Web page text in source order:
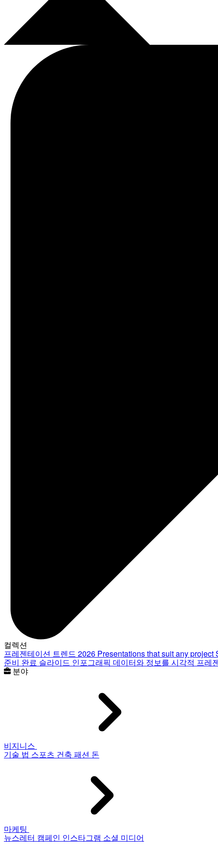
컬렉션
프레젠테이션 트렌드 2026 Presentations that suit any project
준비 완료 슬라이드 인포그래픽 데이터와 정보를 시각적 프레
분야
비지니스
기술 법 스포츠 건축 패션 돈
마케팅
뉴스레터 캠페인 인스타그램 소셜 미디어